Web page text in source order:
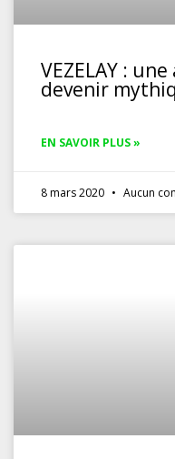
VEZELAY :
devenir
EN SAVOIR PLUS »
8 mars 2020 Aucun